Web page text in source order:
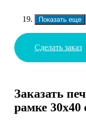
Показать еще
Сделать заказ
Заказать
рамке 30х40